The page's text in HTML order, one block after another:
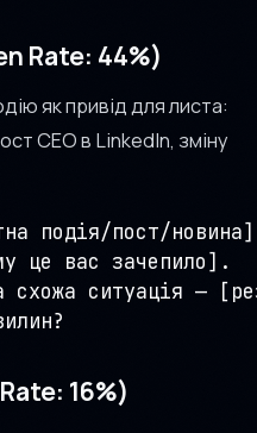
Rate: 44%)
як привід для листа:
CEO в LinkedIn, зміну
подія/пост/
це вас зачепило].
ситуація —
16%)